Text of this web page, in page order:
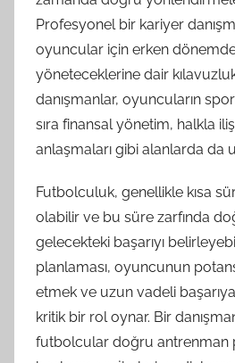
Profesyonel bir kariyer
oyuncular için erken
yöneteceklerine dair
danışmanlar, oyuncuların
sıra finansal yönetim, halkla
anlaşmaları gibi alanlarda da
Futbolculuk, genellikle kısa
olabilir ve bu süre zarfında
gelecekteki başarıyı
planlaması, oyuncunun
etmek ve uzun vadeli
kritik bir rol oynar. Bir
futbolcular doğru antrenman